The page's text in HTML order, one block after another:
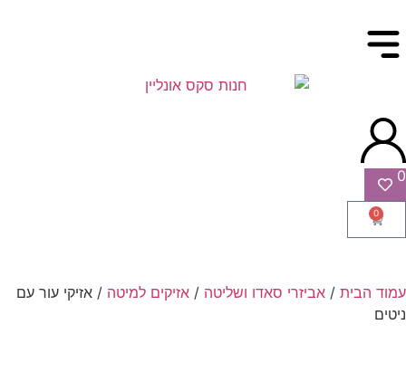
0
0
עמוד הבית / אביזרי סאדו ושליטה / אזיקים למיטה / אזיקי עור עם
ניטים